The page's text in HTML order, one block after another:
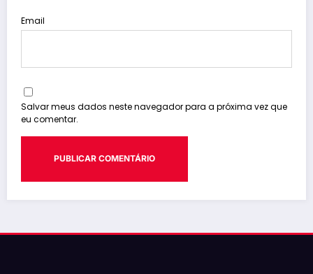
Email
Salvar meus dados neste navegador para a próxima vez que
eu comentar.